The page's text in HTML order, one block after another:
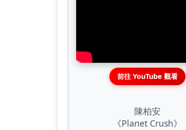
前往 YouTube 觀看
陳柏安
《Planet Crush》